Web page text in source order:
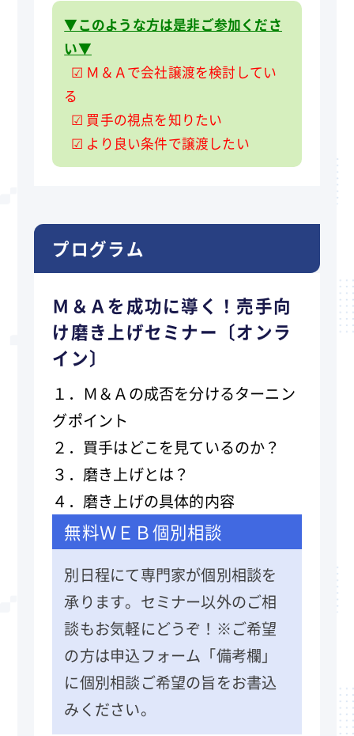
▼このような方は是非ご参加くださ
い▼
☑ Ｍ＆Ａで会社譲渡を検討してい
る
☑ 買手の視点を知りたい
☑ より良い条件で譲渡したい
プログラム
Ｍ＆Ａを成功に導く！売手向
け磨き上げセミナー〔オンラ
イン〕
１． Ｍ＆Ａの成否を分けるターニン
グポイント
２．買手はどこを見ているのか？
３．磨き上げとは？
４．磨き上げの具体的内容
無料ＷＥＢ個別相談
別日程にて専門家が個別相談を
承ります。セミナー以外のご相
談もお気軽にどうぞ！※ご希望
の方は申込フォーム「備考欄」
に個別相談ご希望の旨をお書込
みください。